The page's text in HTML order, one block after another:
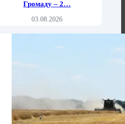
Громаду – 2…
03.08.2026